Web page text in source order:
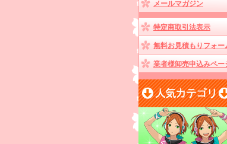
メールマガジン
特定商取引法表示
無料お見積もりフォー
業者様卸売申込みペー